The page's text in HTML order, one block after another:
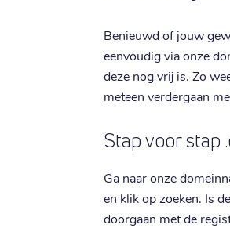
Benieuwd of jouw
eenvoudig via onze
deze nog vrij is. Zo
meteen verdergaan
Stap voor stap
Ga naar onze
en klik op zoeken. Is
doorgaan met de